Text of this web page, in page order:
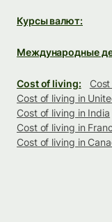
Курсы валют:
Международные
Cost of living:
Cost of living in
Cost of living in India
Cost of living in
Cost of living in